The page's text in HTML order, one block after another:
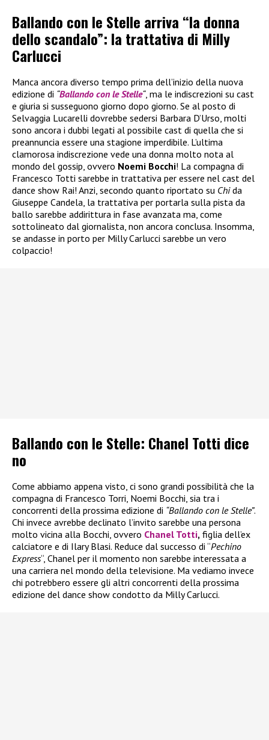
Ballando con le Stelle arriva “la donna
dello scandalo”: la trattativa di Milly
Carlucci
Manca ancora diverso tempo prima dell’inizio della nuova
edizione di “Ballando con le Stelle“, ma le indiscrezioni su cast
e giuria si susseguono giorno dopo giorno. Se al posto di
Selvaggia Lucarelli dovrebbe sedersi Barbara D’Urso, molti
sono ancora i dubbi legati al possibile cast di quella che si
preannuncia essere una stagione imperdibile. L’ultima
clamorosa indiscrezione vede una donna molto nota al
mondo del gossip, ovvero Noemi Bocchi! La compagna di
Francesco Totti sarebbe in trattativa per essere nel cast del
dance show Rai! Anzi, secondo quanto riportato su Chida
Giuseppe Candela, la trattativa per portarla sulla pista da
ballo sarebbe addirittura in fase avanzata ma, come
sottolineato dal giornalista, non ancora conclusa. Insomma,
se andasse in porto per Milly Carlucci sarebbe un vero
colpaccio!
Ballando con le Stelle: Chanel Totti dice
no
Come abbiamo appena visto, ci sono grandi possibilità che la
compagna di Francesco Torri, Noemi Bocchi, sia tra i
concorrenti della prossima edizione di “Ballando con le Stelle”.
Chi invece avrebbe declinato l’invito sarebbe una persona
molto vicina alla Bocchi, ovvero Chanel Totti, figlia dell’ex
calciatore e di Ilary Blasi. Reduce dal successo di “Pechino
Express“, Chanel per il momento non sarebbe interessata a
una carriera nel mondo della televisione. Ma vediamo invece
chi potrebbero essere gli altri concorrenti della prossima
edizione del dance show condotto da Milly Carlucci.